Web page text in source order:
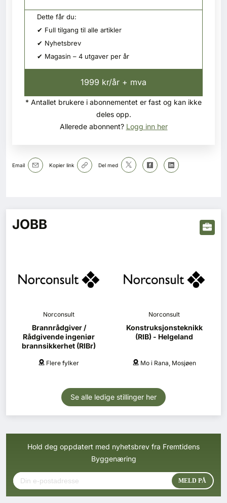
Dette får du:
✔ Full tilgang til alle artikler
✔ Nyhetsbrev
✔ Magasin – 4 utgaver per år
1999 kr/år + mva
* Antallet brukere i abonnementet er fast og kan ikke
deles opp.
Allerede abonnent? Logg inn her
Email Kopier link Del med
JOBB
Norconsult
Brannrådgiver /
Rådgivende ingeniør
brannsikkerhet (RIBr)
Flere fylker
Norconsult
Konstruksjonsteknikk
(RIB) - Helgeland
Mo i Rana, Mosjøen
Se alle ledige stillinger her
Hold deg oppdatert med nyhetsbrev fra Fremtidens
Byggenæring